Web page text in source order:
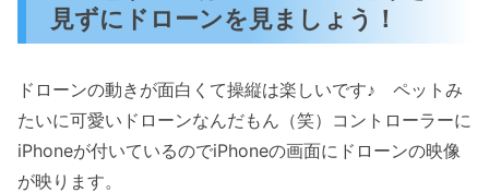
見ずにドローンを見ましょう！
ドローンの動きが面白くて操縦は楽しいです♪ ペットみ
たいに可愛いドローンなんだもん（笑）コントローラーに
iPhoneが付いているのでiPhoneの画面にドローンの映像
が映ります。